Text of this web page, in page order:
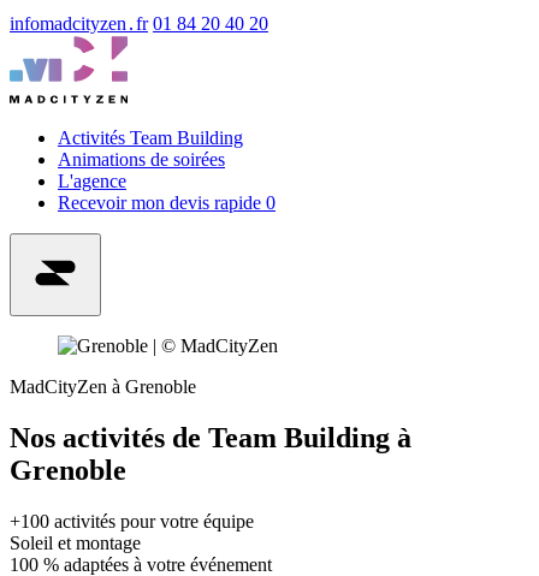
infomadcityzen․fr 01 84 20 40 20
Activités Team Building
Animations de soirées
L'agence
Recevoir mon devis rapide 0
MadCityZen à Grenoble
Nos activités de Team Building à
Grenoble
+100 activités pour votre équipe
Soleil et montage
100 % adaptées à votre événement